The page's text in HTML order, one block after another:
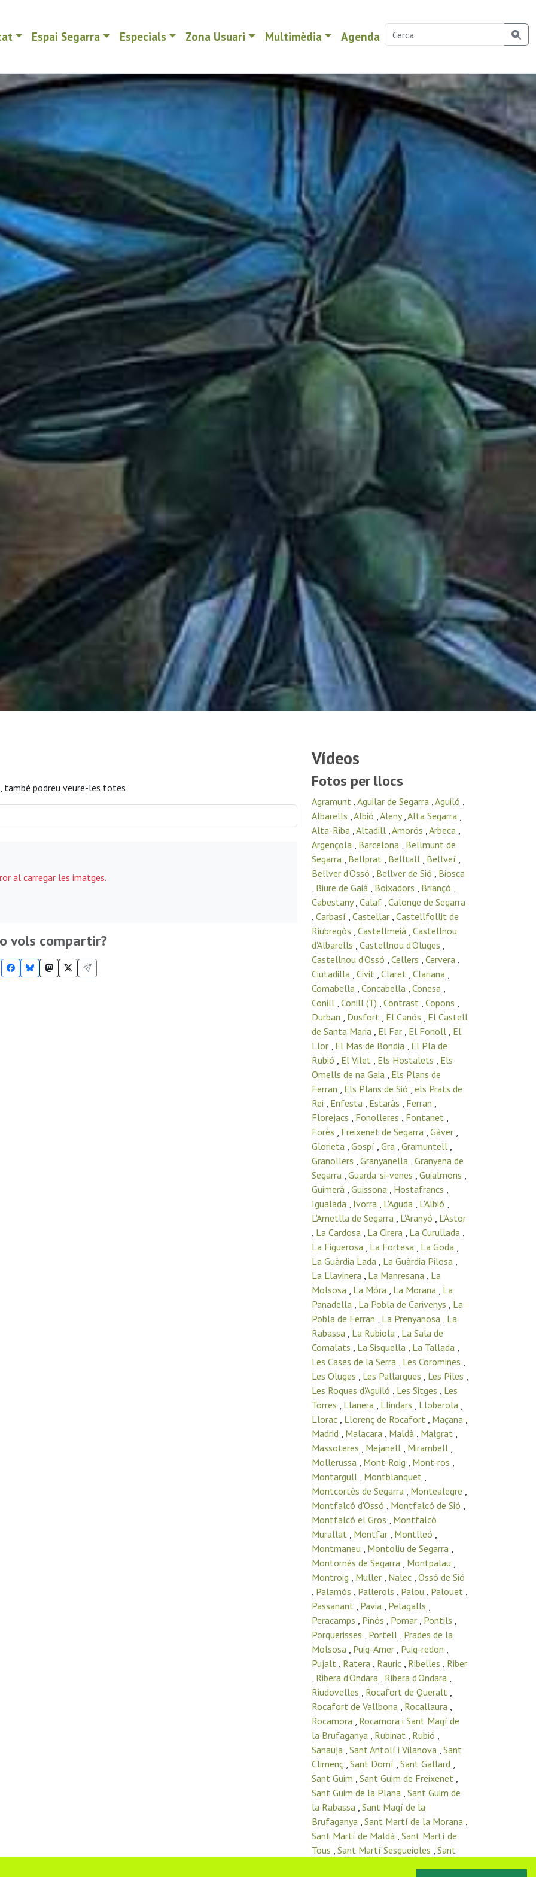
Espai Segarra Especials Zona Usuari Multimèdia Agenda
també podreu veure-les totes
al carregar les imatges.
vols compartir?
Vídeos
Fotos per llocs
Agramunt ,Aguilar de Segarra ,Aguiló ,
Albarells ,Albió ,Aleny,Alta Segarra ,
Alta-Riba ,Altadill ,Amorós ,Arbeca ,
Argençola , Barcelona , Bellmunt de
Segarra , Bellprat , Belltall , Bellveí ,
Bellver d'Ossó , Bellver de Sió , Biosca
, Biure de Gaià , Boixadors , Briançó ,
Cabestany, Calaf , Calonge de Segarra
, Carbasí , Castellar , Castellfollit de
Riubregòs , Castellmeià , Castellnou
d'Albarells , Castellnou d'Oluges ,
Castellnou d'Ossó , Cellers , Cervera ,
Ciutadilla , Civit , Claret , Clariana ,
Comabella , Concabella , Conesa ,
Conill , Conill (T) , Contrast , Copons ,
Durban , Dusfort , El Canós , El Castell
de Santa Maria , El Far , El Fonoll , El
Llor , El Mas de Bondia , El Pla de
Rubió , El Vilet , Els Hostalets , Els
Omells de na Gaia , Els Plans de
Ferran , Els Plans de Sió , els Prats de
Rei , Enfesta , Estaràs , Ferran ,
Florejacs , Fonolleres , Fontanet ,
Forès , Freixenet de Segarra , Gàver ,
Glorieta , Gospí , Gra , Gramuntell ,
Granollers , Granyanella , Granyena de
Segarra , Guarda-si-venes , Guialmons ,
Guimerà , Guissona , Hostafrancs ,
Igualada , Ivorra , L'Aguda , L'Albió ,
L'Ametlla de Segarra , L'Aranyó , L'Astor
, La Cardosa , La Cirera , La Curullada ,
La Figuerosa , La Fortesa , La Goda ,
La Guàrdia Lada , La Guàrdia Pilosa ,
La Llavinera , La Manresana , La
Molsosa , La Móra , La Morana , La
Panadella , La Pobla de Carivenys , La
Pobla de Ferran , La Prenyanosa , La
Rabassa , La Rubiola , La Sala de
Comalats , La Sisquella , La Tallada ,
Les Cases de la Serra , Les Coromines ,
Les Oluges , Les Pallargues , Les Piles ,
Les Roques d'Aguiló , Les Sitges , Les
Torres , Llanera , Llindars , Lloberola ,
Llorac , Llorenç de Rocafort , Maçana ,
Madrid , Malacara , Maldà , Malgrat ,
Massoteres , Mejanell , Mirambell ,
Mollerussa , Mont-Roig , Mont-ros ,
Montargull , Montblanquet ,
Montcortès de Segarra , Montealegre ,
Montfalcó d'Ossó , Montfalcó de Sió ,
Montfalcó el Gros , Montfalcò
Murallat , Montfar , Montlleó ,
Montmaneu , Montoliu de Segarra ,
Montornès de Segarra , Montpalau ,
Montroig , Muller , Nalec , Ossó de Sió
, Palamós , Pallerols , Palou , Palouet ,
Passanant , Pavia , Pelagalls ,
Peracamps , Pinós , Pomar , Pontils ,
Porquerisses , Portell , Prades de la
Molsosa , Puig-Arner , Puig-redon ,
Pujalt , Ratera , Rauric , Ribelles , Riber
, Ribera d'Ondara , Ribera d’Ondara ,
Riudovelles , Rocafort de Queralt ,
Rocafort de Vallbona , Rocallaura ,
Rocamora , Rocamora i Sant Magí de
la Brufaganya , Rubinat , Rubió ,
Sanaüja , Sant Antolí i Vilanova , Sant
Climenç , Sant Domí , Sant Gallard ,
Sant Guim , Sant Guim de Freixenet ,
Sant Guim de la Plana , Sant Guim de
la Rabassa , Sant Magí de la
Brufaganya , Sant Martí de la Morana ,
Sant Martí de Maldà , Sant Martí de
Tous , Sant Martí Sesgueioles , Sant